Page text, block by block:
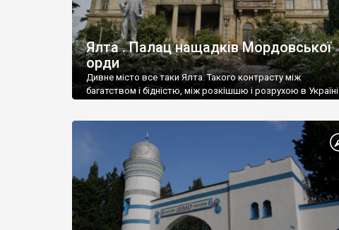
Ялта . Палац нащадків Мордовської
орди
Дивне місто все таки Ялта. Такого контрасту між
багатством і бідністю, між розкішшю і розрухою в Україні